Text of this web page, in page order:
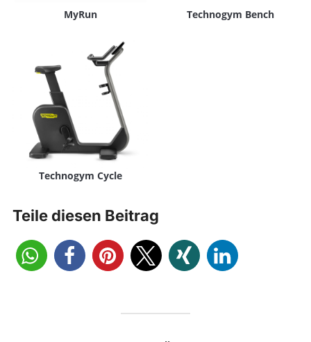
MyRun Technogym Bench
Technogym Cycle
Teile diesen Beitrag